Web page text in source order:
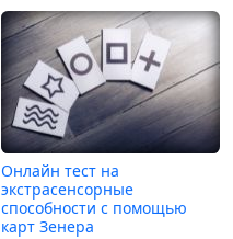
Онлайн тест на
экстрасенсорные
способности с помощью
карт Зенера